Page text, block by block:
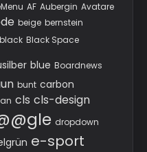
AF Aubergin Avatare
beige bernstein
black Black Space
blue Boardnews
bunt carbon
cls cls-design
dropdown
e-sport